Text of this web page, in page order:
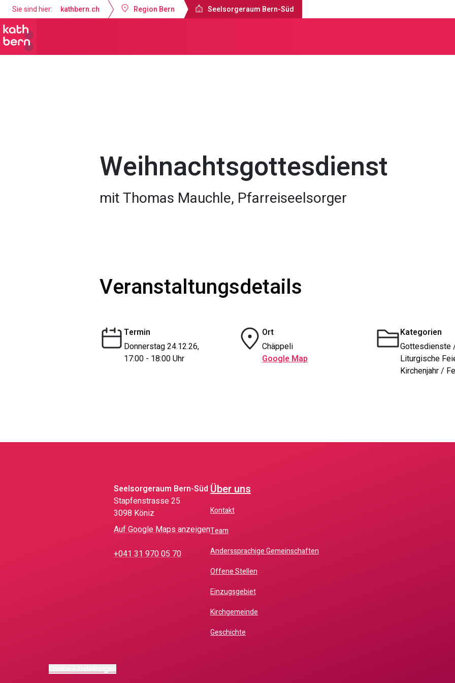
Sie sind hier: kathbern.ch Region Bern Seelsorgeraum Bern-Süd
Weihnachtsgottesdienst
mit Thomas Mauchle, Pfarreiseelsorger
Veranstaltungsdetails
Termin
Donnerstag 24.12.26,
17:00 - 18:00 Uhr
Ort
Chäppeli
Google Map
Kategorien
Gottesdienste
Liturgische
Kirchenjahr /
Seelsorgeraum Bern-Süd
Stapfenstrasse 25
3098 Köniz
Auf Google Maps anzeigen
+041 31 970 05 70
Über uns
Kontakt
Team
Anderssprachige Gemeinschaften
Offene Stellen
Einzugsgebiet
Kirchgemeinde
Geschichte